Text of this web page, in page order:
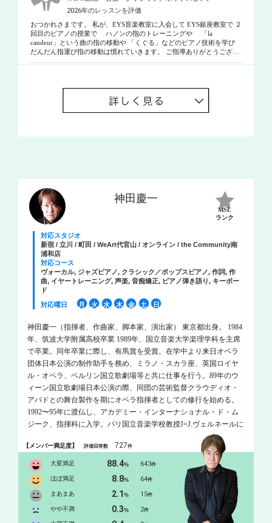
2026年のレッスンを評価
おつかれさまです。 私が、EYS音楽教室に入会して EYS銀座教室で ２
回目のピアノの授業で ハノンの指のトレーニングや 「la
candeur」という曲の指の移動や 「くぐる」などのピアノ技術を学び
だんだん指運び指の移動は慣れていきます。 ご指導ありがとうござい
神田慶一
MSL
ランク
対応スタジオ
新宿 / 立川 / 町田 / WeArt代官山 / オンライン / the Community南
浦和店
対応コース
ヴォーカル, ジャズピアノ, クラシック／ポップスピアノ, 作詞, 作
曲, イヤートレーニング, 声楽, 音痴矯正, ピアノ弾き語り, キーボー
ド
対応曜日
月 火 水 木 金 土 日
神田慶一（指揮者、作曲家、脚本家、演出家） 東京都出身。 1984
年、筑波大学附属高校卒業 1989年、国立音楽大学楽理学科を主席
で卒業。同年卒業に際し、有馬賞を受賞。在学中より来日オペラ
団体日本公演の制作助手を務め、ミラノ・スカラ座、英国ロイヤ
ル・オペラ、ベルリン国立歌劇場等と共に仕事を行う。89年のウ
ィーン国立歌劇場日本公演の際、同団の芸術監督クラウディオ・
アバドとの舞台製作を期にオペラ指揮者としての修行を始める。
1992〜95年に渡仏し、アカデミー・インターナショナル・ド・ム
ジーク、指揮科に入学。パリ国立音楽学校教授J=J.ヴェルネールに
師事。同年、フランス国立オペラ・ド・ナンシーの音楽監督J.カル
テンバックに指揮法とオペラ劇場に於ける指揮活動を師事する。
1994〜95年には英国ロイヤル・バレエ・コヴェント・ガーデンの
音楽監督B.ワーズワースにバレエ音楽指揮法を師事し、幅広く舞
台音楽に研鑽を積む。 1989年に一般への舞台活動の普及と日本音
楽文化の活性化をテーマに＜国立オペラ・カンパニー 青いサカ
ナ団＞を結成し、現在まで同団の芸術監督、主席指揮者を務めて
いる。 オペラ作品の作曲としては、『銀河鉄道』(94年)から『オ
【メンバー満足度】評価回答数 727件
大変満足 88.4% 643件
ほぼ満足 8.8% 64件
まあまあ 2.1% 15件
やや不満 0.3% 2件